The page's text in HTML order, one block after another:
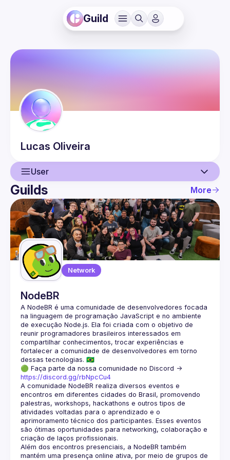
Guild
Lucas Oliveira
User
User
Guilds
Guilds More
Network
NodeBR
A NodeBR é uma comunidade de desenvolvedores focada
na linguagem de programação JavaScript e no ambiente
de execução Node.js. Ela foi criada com o objetivo de
reunir programadores brasileiros interessados em
compartilhar conhecimentos, trocar experiências e
fortalecer a comunidade de desenvolvedores em torno
🟢 Faça parte da nossa comunidade no Discord ->
https://discord.gg/rbNpcCu4
A comunidade NodeBR realiza diversos eventos e
encontros em diferentes cidades do Brasil, promovendo
palestras, workshops, hackathons e outros tipos de
atividades voltadas para o aprendizado e o
aprimoramento técnico dos participantes. Esses eventos
são ótimas oportunidades para networking, colaboração e
Além dos encontros presenciais, a NodeBR também
mantém uma presença online ativa, por meio de grupos de